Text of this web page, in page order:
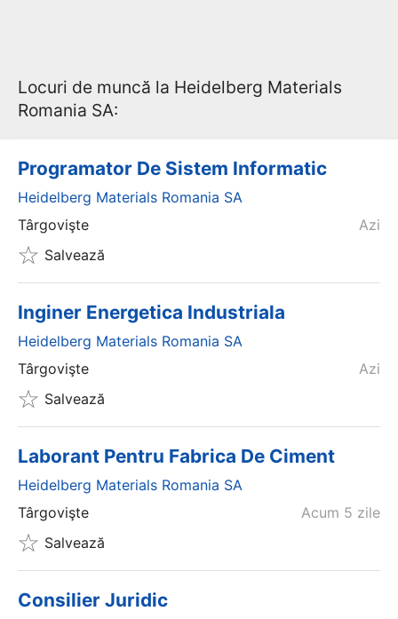
Locuri de muncă la Heidelberg Materials
Romania SA:
Programator De Sistem Informatic
Heidelberg Materials Romania SA
Azi
Târgovişte
Salvează
Inginer Energetica Industriala
Heidelberg Materials Romania SA
Azi
Târgovişte
Salvează
Laborant Pentru Fabrica De Ciment
Heidelberg Materials Romania SA
Acum 5 zile
Târgovişte
Salvează
Consilier Juridic